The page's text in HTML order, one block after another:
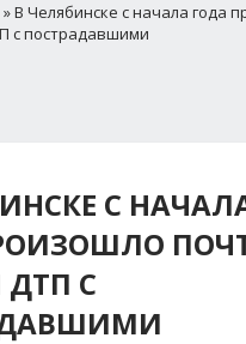
» В Челябинске с начала года
с пострадавшими
С
С